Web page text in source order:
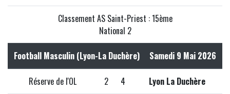
Classement AS Saint-Priest : 15ème
National 2
Football Masculin (Lyon-La Duchère) Samedi 9 Mai 2026
Réserve de l'OL 2 4 Lyon La Duchère